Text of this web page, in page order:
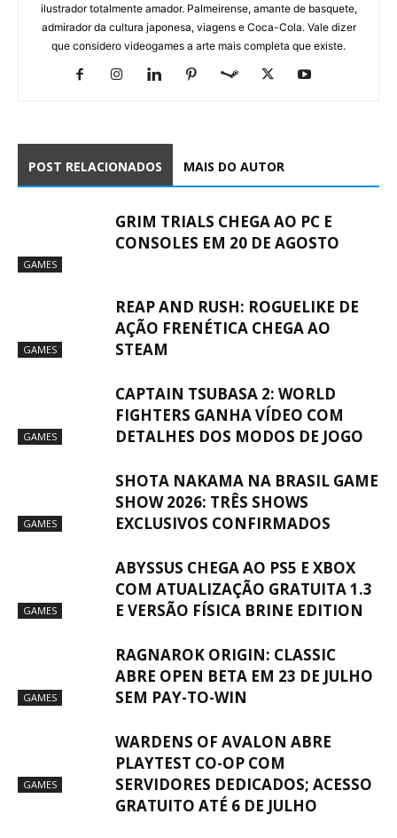
ilustrador totalmente amador. Palmeirense, amante de basquete,
admirador da cultura japonesa, viagens e Coca-Cola. Vale dizer
que considero videogames a arte mais completa que existe.
POST RELACIONADOS MAIS DO AUTOR
GAMES
GRIM TRIALS CHEGA AO PC E
CONSOLES EM 20 DE AGOSTO
GAMES
REAP AND RUSH: ROGUELIKE DE
AÇÃO FRENÉTICA CHEGA AO
STEAM
GAMES
CAPTAIN TSUBASA 2: WORLD
FIGHTERS GANHA VÍDEO COM
DETALHES DOS MODOS DE JOGO
GAMES
SHOTA NAKAMA NA BRASIL GAME
SHOW 2026: TRÊS SHOWS
EXCLUSIVOS CONFIRMADOS
GAMES
ABYSSUS CHEGA AO PS5 E XBOX
COM ATUALIZAÇÃO GRATUITA 1.3
E VERSÃO FÍSICA BRINE EDITION
GAMES
RAGNAROK ORIGIN: CLASSIC
ABRE OPEN BETA EM 23 DE JULHO
SEM PAY-TO-WIN
GAMES
WARDENS OF AVALON ABRE
PLAYTEST CO-OP COM
SERVIDORES DEDICADOS; ACESSO
GRATUITO ATÉ 6 DE JULHO